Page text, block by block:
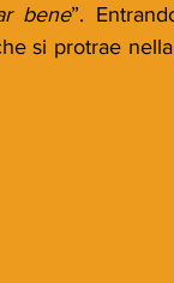
bene”.
si protrae